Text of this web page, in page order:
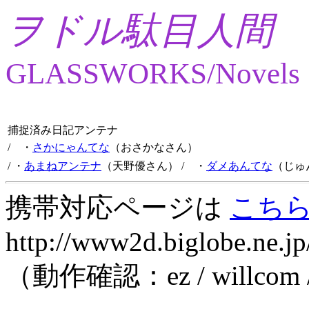
ヲドル駄目人間
GLASSWORKS/Novels
捕捉済み日記アンテナ
/ ・ さかにゃんてな （おさかなさん）
/ ・ あまねアンテナ （天野優さん） / ・ ダメあんてな （じ
携帯対応ページは こち
http://
（動作確認：ez /